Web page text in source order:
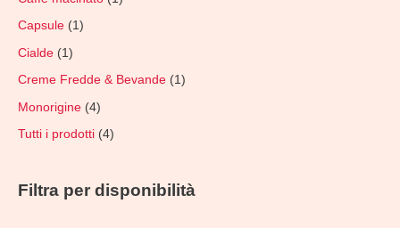
Capsule (1)
Cialde (1)
Creme Fredde & Bevande (1)
Monorigine (4)
Tutti i prodotti (4)
Filtra per disponibilità